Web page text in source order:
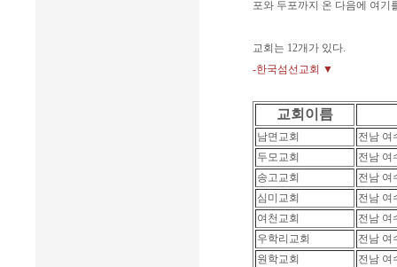
포와 두포까지 온 다음에 여기
교회는 12개가 있다.
-한국섬선교회 ▼
교회이름
남면교회
전남 여
두모교회
전남 여
송고교회
전남 여
심미교회
전남 여
여천교회
전남 여
우학리교회
전남 여
원학교회
전남 여